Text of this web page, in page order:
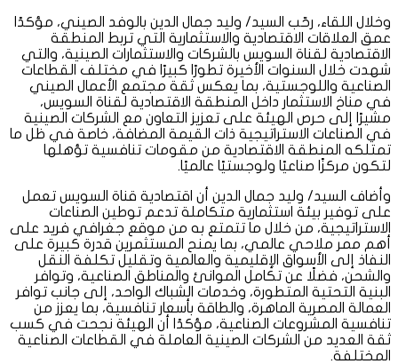
وخلال اللقاء، رحّب السيد/ وليد جمال الدين بالوفد الصيني، مؤكدًا
عمق العلاقات الاقتصادية والاستثمارية التي تربط المنطقة
الاقتصادية لقناة السويس بالشركات والاستثمارات الصينية، والتي
شهدت خلال السنوات الأخيرة تطورًا كبيرًا في مختلف القطاعات
الصناعية واللوجستية، بما يعكس ثقة مجتمع الأعمال الصيني
في مناخ الاستثمار داخل المنطقة الاقتصادية لقناة السويس،
مشيرًا إلى حرص الهيئة على تعزيز التعاون مع الشركات الصينية
في الصناعات الاستراتيجية ذات القيمة المضافة، خاصة في ظل ما
تمتلكه المنطقة الاقتصادية من مقومات تنافسية تؤهلها
لتكون مركزًا صناعيًا ولوجستيًا عالميًا.
وأضاف السيد/ وليد جمال الدين أن اقتصادية قناة السويس تعمل
على توفير بيئة استثمارية متكاملة تدعم توطين الصناعات
الاستراتيجية، من خلال ما تتمتع به من موقع جغرافي فريد على
أهم ممر ملاحي عالمي، بما يمنح المستثمرين قدرة كبيرة على
النفاذ إلى الأسواق الإقليمية والعالمية وتقليل تكلفة النقل
والشحن، فضلًا عن تكامل الموانئ والمناطق الصناعية، وتوافر
البنية التحتية المتطورة، وخدمات الشباك الواحد، إلى جانب توافر
العمالة المصرية الماهرة، والطاقة بأسعار تنافسية، بما يعزز من
تنافسية المشروعات الصناعية، مؤكدًا أن الهيئة نجحت في كسب
ثقة العديد من الشركات الصينية العاملة في القطاعات الصناعية
المختلفة.